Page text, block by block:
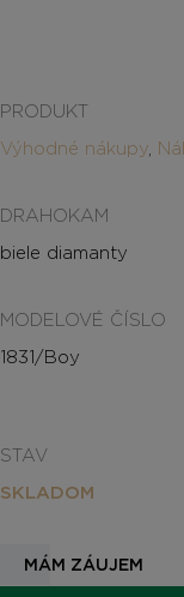
PRODUKT
Výhodné nákupy,
DRAHOKAM
biele diamanty
MODELOVÉ ČÍSLO
1831/Boy
STAV
SKLADOM
MÁM ZÁUJEM